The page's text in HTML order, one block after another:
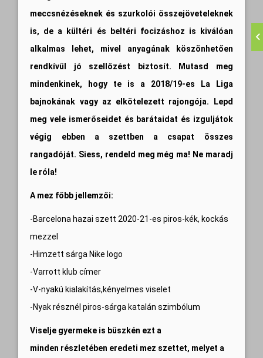
meccsnézéseknek és szurkolói összejöveteleknek
is, de a kültéri és beltéri focizáshoz is kiválóan
alkalmas lehet, mivel anyagának köszönhetően
rendkívül jó szellőzést biztosít. Mutasd meg
mindenkinek, hogy te is a 2018/19-es La Liga
bajnokának vagy az elkötelezett rajongója. Lepd
meg vele ismerőseidet és barátaidat és izguljátok
végig ebben a szettben a csapat összes
rangadóját. Siess, rendeld meg még ma! Ne maradj
le róla!
A mez főbb jellemzői:
-Barcelona hazai szett 2020-21-es piros-kék, kockás
mezzel
-Himzett sárga Nike logo
-Varrott klub címer
-V-nyakú kialakítás,kényelmes viselet
-Nyak résznél piros-sárga katalán szimbólum
Viselje gyermeke is büszkén ezt a
minden részletében eredeti mez szettet, melyet a